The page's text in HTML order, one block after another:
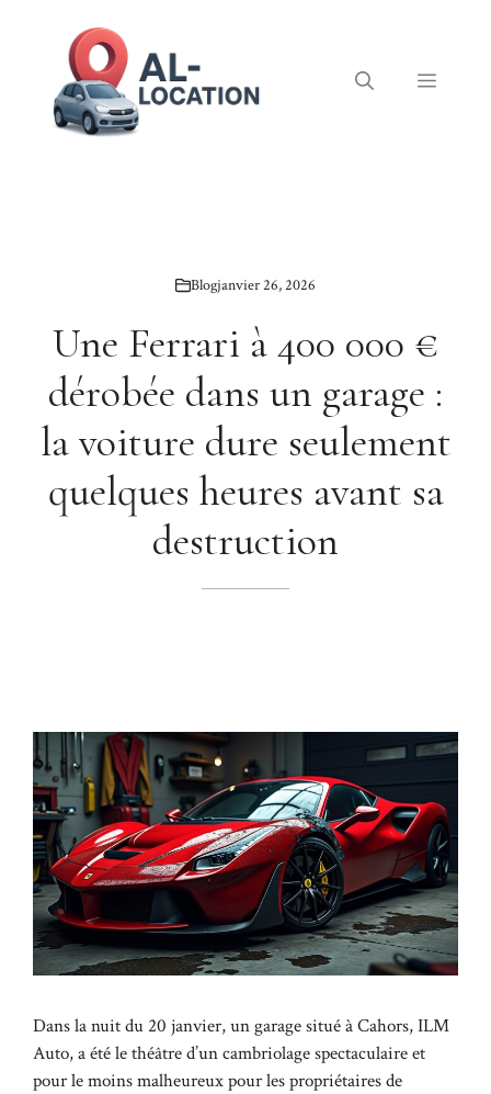
Menu
Blogjanvier 26, 2026
Une Ferrari à 400 000 €
dérobée dans un garage :
la voiture dure seulement
quelques heures avant sa
destruction
Dans la nuit du 20 janvier, un garage situé à Cahors, ILM
Auto, a été le théâtre d’un cambriolage spectaculaire et
pour le moins malheureux pour les propriétaires de